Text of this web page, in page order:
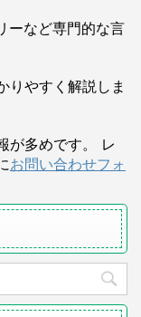
ーなど専門的な言
りやすく解説しま
が多めです。 レ
お問い合わせフォ